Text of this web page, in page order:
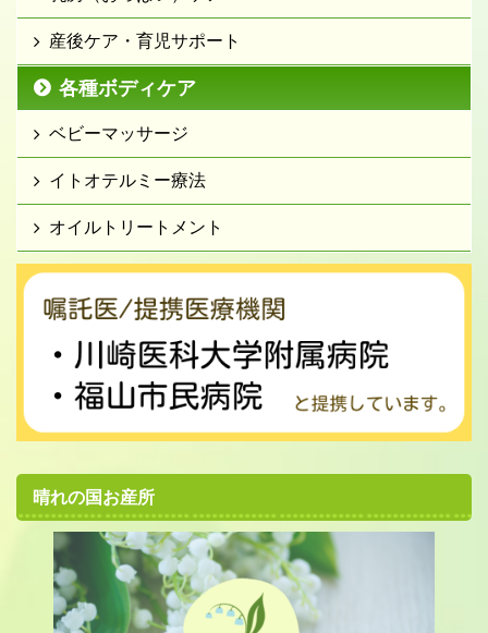
産後ケア・育児サポート
各種ボディケア
ベビーマッサージ
イトオテルミー療法
オイルトリートメント
晴れの国お産所